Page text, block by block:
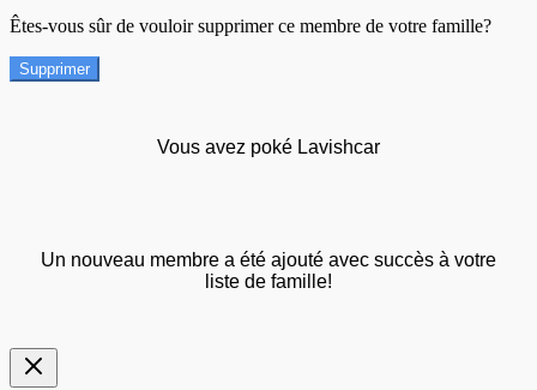
Êtes-vous sûr de vouloir supprimer ce membre de votre famille?
Supprimer
Vous avez poké Lavishcar
Un nouveau membre a été ajouté avec succès à votre
liste de famille!